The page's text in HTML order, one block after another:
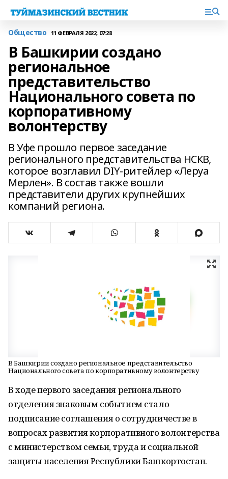
Общество 11 ФЕВРАЛЯ 2022, 07:28
В Башкирии создано
региональное
представительство
Национального совета по
корпоративному
волонтерству
В Уфе прошло первое заседание
регионального представительства НСКВ,
которое возглавил DIY-ритейлер «Леруа
Мерлен». В состав также вошли
представители других крупнейших
компаний региона.
В Башкирии создано региональное представительство
Национального совета по корпоративному волонтерству
В ходе первого заседания регионального
отделения знаковым событием стало
подписание соглашения о сотрудничестве в
вопросах развития корпоративного волонтерства
с министерством семьи, труда и социальной
защиты населения Республики Башкортостан.